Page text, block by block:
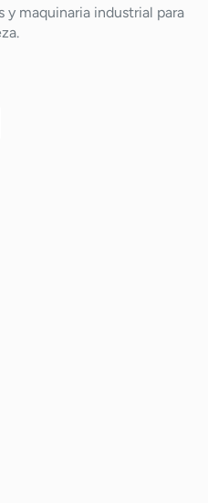
maquinaria industrial para